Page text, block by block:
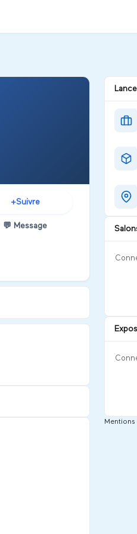
+Suivre
💬 Message